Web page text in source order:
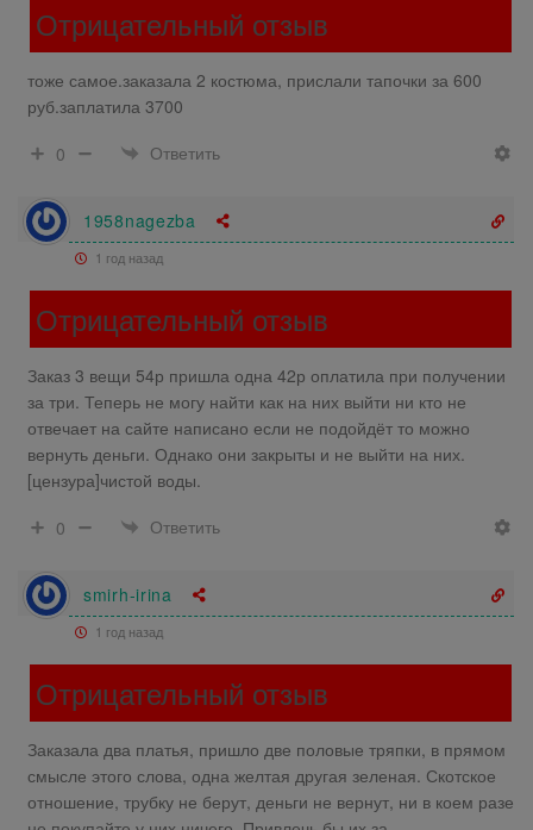
Отрицательный отзыв
тоже самое.заказала 2 костюма, прислали тапочки за 600
руб.заплатила 3700
0
Ответить
1958nagezba
1 год назад
Отрицательный отзыв
Заказ 3 вещи 54р пришла одна 42р оплатила при получении
за три. Теперь не могу найти как на них выйти ни кто не
отвечает на сайте написано если не подойдёт то можно
вернуть деньги. Однако они закрыты и не выйти на них.
[цензура]чистой воды.
0
Ответить
smirh-irina
1 год назад
Отрицательный отзыв
Заказала два платья, пришло две половые тряпки, в прямом
смысле этого слова, одна желтая другая зеленая. Скотское
отношение, трубку не берут, деньги не вернут, ни в коем разе